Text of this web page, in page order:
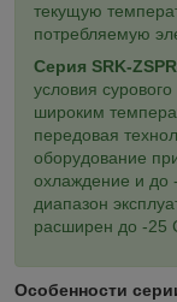
текущую
потребляемую
Серия SRK-
условия
широким
передовая
оборудование
охлаждение и до
диапазон
расширен до -25
Особенности